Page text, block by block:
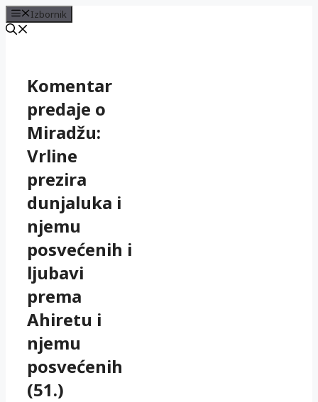
Izbornik
sadržajKomentar
predaje o
Miradžu:
Vrline
prezira
dunjaluka i
njemu
posvećenih i
ljubavi
prema
Ahiretu i
njemu
posvećenih
(51.)